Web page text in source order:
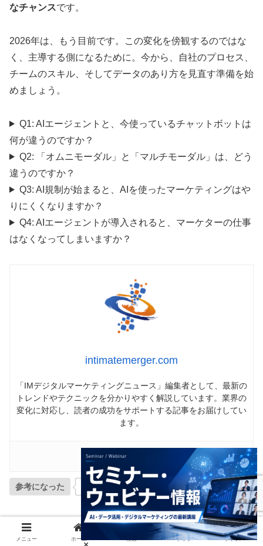
なチャンスです。
2026年は、もう目前です。この変化を傍観するのではな
く、主導する側になるために。今から、自社のプロセス、
チームのスキル、そしてデータのあり方を見直す準備を始
めましょう。
Q1: AIエージェントと、今使っているチャットボットは
何が違うのですか？
Q2: 「オムニモーダル」と「マルチモーダル」は、どう
違うのですか？
Q3: AI規制が始まると、AIを使ったマーケティングはや
りにくくなりますか？
Q4: AIエージェントが導入されると、マーケターの仕事
はなくなってしまいますか？
intimatemerger.com
「IMデジタルマーケティングニュース」編集者として、最新の
トレンドやテクニックを分かりやすく解説しています。業界の
変化に対応し、読者の成功をサポートする記事をお届けしてい
ます。
参考になった
メニュー ホーム 検索 トップ サイドバー